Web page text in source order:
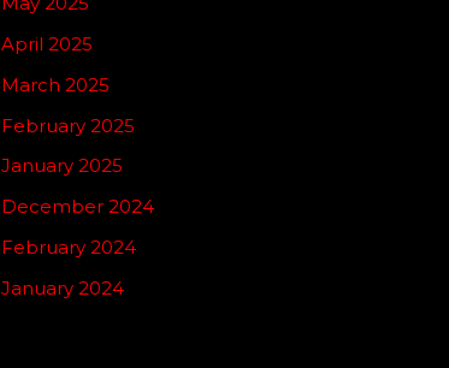
April 2025
March 2025
February 2025
January 2025
December 2024
February 2024
January 2024